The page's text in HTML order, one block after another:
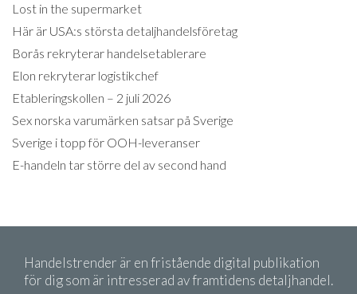
Lost in the supermarket
Här är USA:s största detaljhandelsföretag
Borås rekryterar handelsetablerare
Elon rekryterar logistikchef
Etableringskollen – 2 juli 2026
Sex norska varumärken satsar på Sverige
Sverige i topp för OOH-leveranser
E-handeln tar större del av second hand
Handelstrender är en fristående digital publikation
för dig som är intresserad av framtidens detaljhandel.